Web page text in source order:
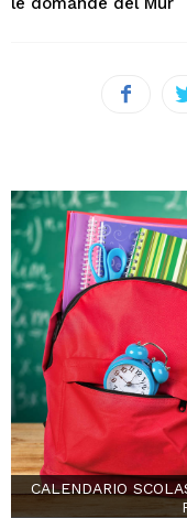
CALENDARIO